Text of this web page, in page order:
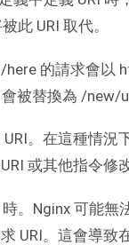
此 URI 取代。
的請求會以
被替換為 /new/
。在這種情況
或其他指令修
。Nginx 可能無
URI。這會導致